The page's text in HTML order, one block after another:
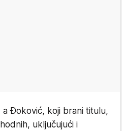
a Đoković, koji brani titulu,
uključujući i